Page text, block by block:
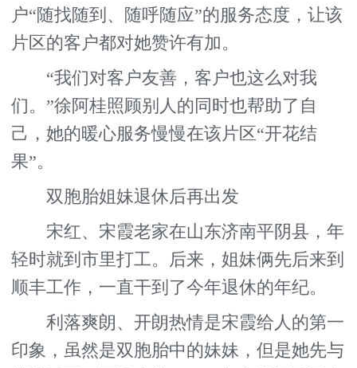
户“随找随到、随呼随应”的服务态度，让该
片区的客户都对她赞许有加。
“我们对客户友善，客户也这么对我
们。”徐阿桂照顾别人的同时也帮助了自
己，她的暖心服务慢慢在该片区“开花结
果”。
双胞胎姐妹退休后再出发
宋红、宋霞老家在山东济南平阴县，年
轻时就到市里打工。后来，姐妹俩先后来到
顺丰工作，一直干到了今年退休的年纪。
利落爽朗、开朗热情是宋霞给人的第一
印象，虽然是双胞胎中的妹妹，但是她先与